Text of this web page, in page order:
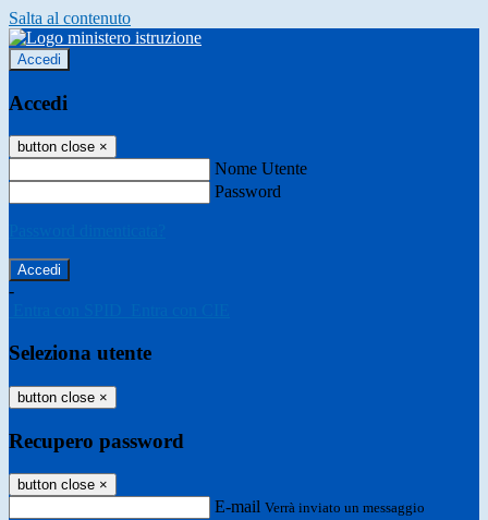
Salta al contenuto
Accedi
Accedi
button close ×
Nome Utente
Password
-
Seleziona utente
button close ×
Recupero password
button close ×
E-mail Verrà inviato un messaggio